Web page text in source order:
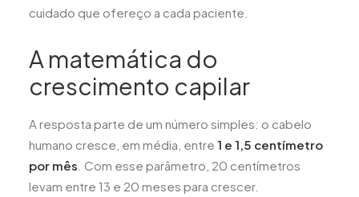
cuidado que ofereço a cada paciente.
A matemática do
crescimento capilar
A resposta parte de um número simples: o cabelo
humano cresce, em média, entre 1 e 1,5 centímetro
por mês . Com esse parâmetro, 20 centímetros
levam entre 13 e 20 meses para crescer.